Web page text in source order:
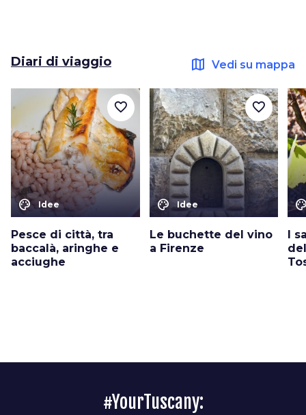
Diari di viaggio map Vedi su mappa
color_lens Idee
Pesce di città, tra
baccalà, aringhe e
acciughe
favorite_border
color_lens Idee
Le buchette del vino
a Firenze
favorite_border
I
#YourTuscany: